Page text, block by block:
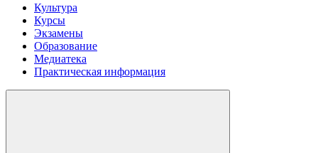
Культура
Курсы
Экзамены
Образование
Медиатека
Практическая информация